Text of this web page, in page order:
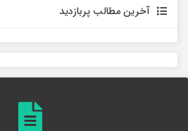
آخرین مطالب پربازدید